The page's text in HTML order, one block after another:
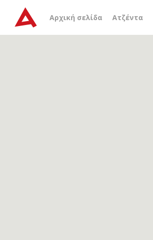
Αρχική σελίδα Ατζέντα
Αρχείο ετικέτας